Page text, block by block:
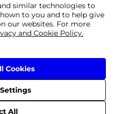
quello che stai
Trading Limited
similar technologies to
to you and to help give
our websites. For more
and Cookie Policy.
All
Cookies